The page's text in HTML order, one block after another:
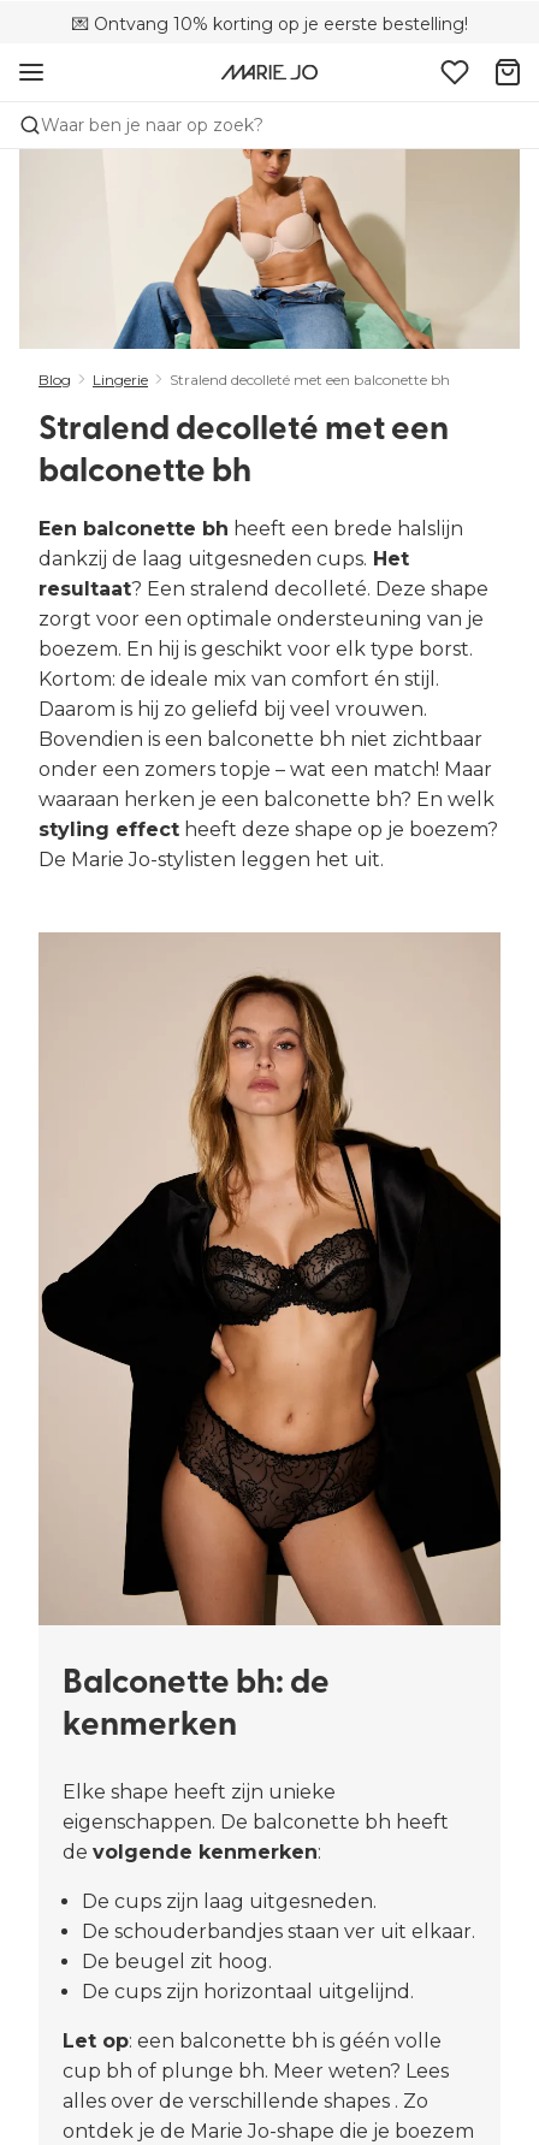
💌 Ontvang 10% korting op je eerste bestelling!
🚚 Gratis bezorging boven €90
🌍 Verkocht in 353 boetieks in België
Waar ben je naar op zoek?
Blog Lingerie Stralend decolleté met een balconette bh
Stralend decolleté met een
balconette bh
Een balconette bh heeft een brede halslijn
dankzij de laag uitgesneden cups. Het
resultaat? Een stralend decolleté. Deze shape
zorgt voor een optimale ondersteuning van je
boezem. En hij is geschikt voor elk type borst.
Kortom: de ideale mix van comfort én stijl.
Daarom is hij zo geliefd bij veel vrouwen.
Bovendien is een balconette bh niet zichtbaar
onder een zomers topje – wat een match! Maar
waaraan herken je een balconette bh? En welk
styling effect heeft deze shape op je boezem?
De Marie Jo-stylisten leggen het uit.
Balconette bh: de
kenmerken
Elke shape heeft zijn unieke
eigenschappen. De balconette bh heeft
de volgende kenmerken:
De cups zijn laag uitgesneden.
De schouderbandjes staan ver uit elkaar.
De beugel zit hoog.
De cups zijn horizontaal uitgelijnd.
Let op: een balconette bh is géén volle
cup bh of plunge bh. Meer weten? Lees
alles over de verschillende shapes . Zo
ontdek je de Marie Jo-shape die je boezem